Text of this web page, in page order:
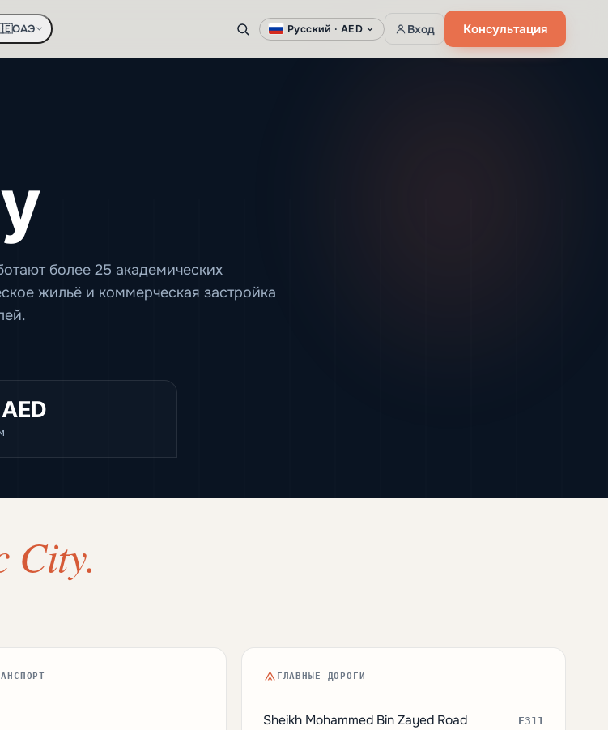
ОАЭ Русский · AED Вход Консультация
более 25 академических
жильё и коммерческая застройка
City.
ГЛАВНЫЕ ДОРОГИ
Sheikh Mohammed Bin Zayed Road E311